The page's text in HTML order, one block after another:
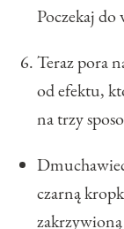
Poczekaj
Teraz pora
od efektu,
na trzy
czarną